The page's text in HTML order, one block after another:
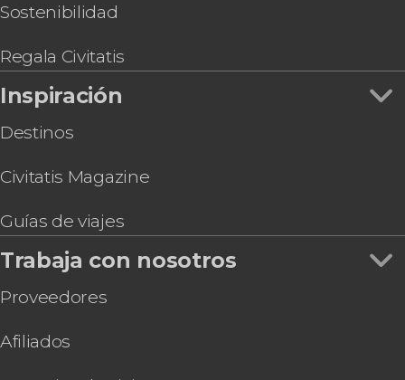
Sostenibilidad
Regala Civitatis
Inspiración
Destinos
Civitatis Magazine
Guías de viajes
Trabaja con nosotros
Proveedores
Afiliados